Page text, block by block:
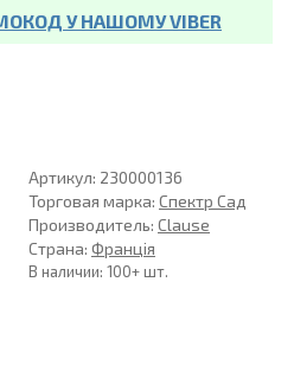
У НАШОМУ VIBER
Артикул: 230000136
Торговая марка: Спектр Сад
Производитель: Clause
Страна: Франція
В наличии: 100+ шт.